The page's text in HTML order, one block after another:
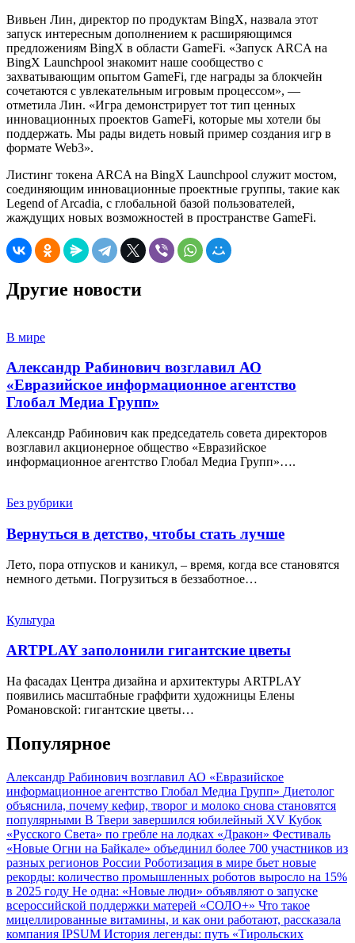
Вивьен Лин, директор по продуктам BingX, назвала этот
запуск интересным дополнением к расширяющимся
предложениям BingX в области GameFi. «Запуск ARCA на
BingX Launchpool знакомит наше сообщество с
захватывающим опытом GameFi, где награды за блокчейн
сочетаются с увлекательным игровым процессом», —
отметила Лин. «Игра демонстрирует тот тип ценных
инновационных проектов GameFi, которые мы хотели бы
поддержать. Мы рады видеть новый пример создания игр в
формате Web3».
Листинг токена ARCA на BingX Launchpool служит мостом,
соединяющим инновационные проектные группы, такие как
Legend of Arcadia, с глобальной базой пользователей,
жаждущих новых возможностей в пространстве GameFi.
Другие новости
В мире
Александр Рабинович возглавил АО
«Евразийское информационное агентство
Глобал Медиа Групп»
Александр Рабинович как председатель совета директоров
возглавил акционерное общество «Евразийское
информационное агентство Глобал Медиа Групп»….
Без рубрики
Вернуться в детство, чтобы стать лучше
Лето, пора отпусков и каникул, – время, когда все становятся
немного детьми. Погрузиться в беззаботное…
Культура
ARTPLAY заполонили гигантские цветы
На фасадах Центра дизайна и архитектуры ARTPLAY
появились масштабные граффити художницы Елены
Романовской: гигантские цветы…
Популярное
Александр Рабинович возглавил АО «Евразийское
информационное агентство Глобал Медиа Групп» Диетолог
объяснила, почему кефир, творог и молоко снова становятся
популярными В Твери завершился юбилейный XV Кубок
«Русского Света» по гребле на лодках «Дракон» Фестиваль
«Новые Огни на Байкале» объединил более 700 участников из
разных регионов России Роботизация в мире бьет новые
рекорды: количество промышленных роботов выросло на 15%
в 2025 году Не одна: «Новые люди» объявляют о запуске
всероссийской поддержки матерей «СОЛО+» Что такое
мицеллированные витамины, и как они работают, рассказала
компания IPSUM История легенды: путь «Тирольских